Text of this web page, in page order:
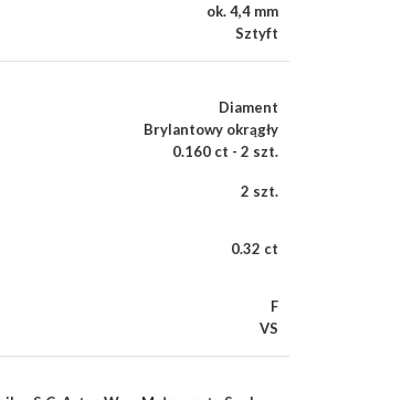
ok. 4,4 mm
Sztyft
Diament
Brylantowy okrągły
0.160 ct - 2 szt.
2 szt.
0.32 ct
F
VS